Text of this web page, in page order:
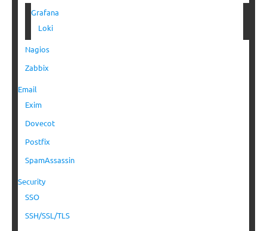
Grafana
Loki
Nagios
Zabbix
Email
Exim
Dovecot
Postfix
SpamAssassin
Security
SSO
SSH/SSL/TLS